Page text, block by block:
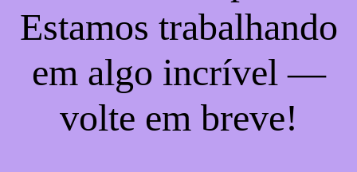
Estamos trabalhando
em algo incrível —
volte em breve!